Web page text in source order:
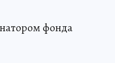
фонда